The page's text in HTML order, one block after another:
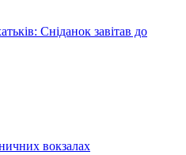
Сніданок завітав до
вокзалах